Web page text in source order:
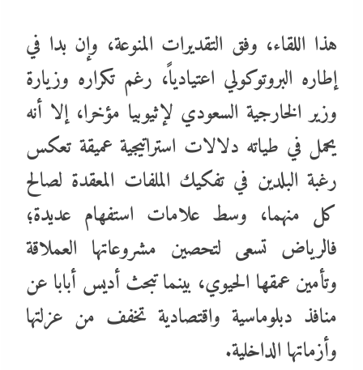
هذا اللقاء، وفق التقديرات المنوعة، وإن بدا في
إطاره البروتوكولي اعتيادياً، رغم تكراره وزيارة
وزير الخارجية السعودي لإثيوبيا مؤخرا، إلا أنه
يحمل في طياته دلالات استراتيجية عميقة تعكس
رغبة البلدين في تفكيك الملفات المعقدة لصالح
كل منهما، وسط علامات استفهام عديدة؛
فالرياض تسعى لتحصين مشروعاتها العملاقة
وتأمين عمقها الحيوي، بينما تبحث أديس أبابا عن
منافذ دبلوماسية واقتصادية تخفف من عزلتها
وأزماتها الداخلية.